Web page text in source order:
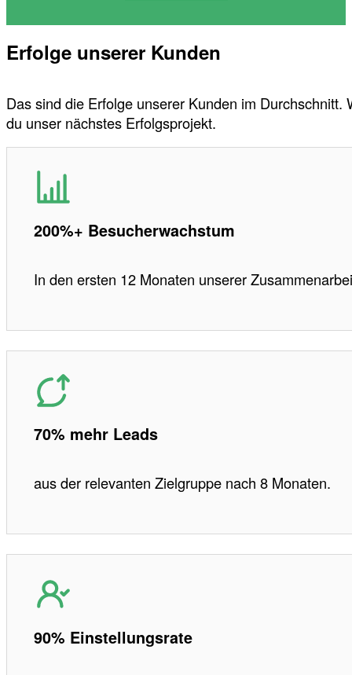
Erfolge unserer Kunden
Das sind die Erfolge unserer Kunden im Durchschnitt.
du unser nächstes Erfolgsprojekt.
200%+ Besucherwachstum
In den ersten 12 Monaten unserer
70% mehr Leads
aus der relevanten Zielgruppe nach 8 Monaten.
90% Einstellungsrate